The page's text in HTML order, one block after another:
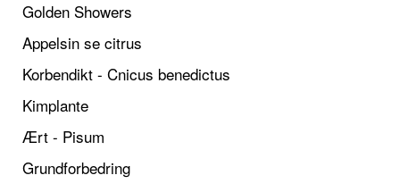
Golden Showers
Appelsin se citrus
Korbendikt - Cnicus benedictus
Kimplante
Ært - Pisum
Grundforbedring